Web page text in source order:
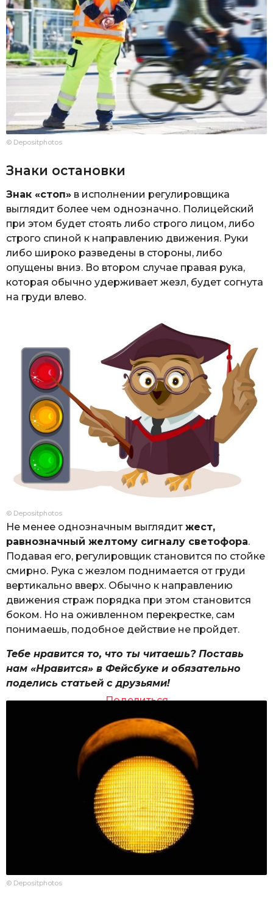
© Depositphotos
Знаки остановки
Знак «стоп» в исполнении регулировщика
выглядит более чем однозначно. Полицейский
при этом будет стоять либо строго лицом, либо
строго спиной к направлению движения. Руки
либо широко разведены в стороны, либо
опущены вниз. Во втором случае правая рука,
которая обычно удерживает жезл, будет согнута
на груди влево.
© Depositphotos
Не менее однозначным выглядит жест,
равнозначный желтому сигналу светофора.
Подавая его, регулировщик становится по стойке
смирно. Рука с жезлом поднимается от груди
вертикально вверх. Обычно к направлению
движения страж порядка при этом становится
боком. Но на оживленном перекрестке, сам
понимаешь, подобное действие не пройдет.
Тебе нравится то, что ты читаешь? Поставь
нам «Нравится» в Фейсбуке и обязательно
поделись статьей с друзьями!
Поделиться
© Depositphotos